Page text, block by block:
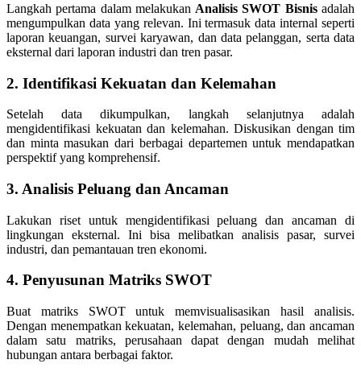
Langkah pertama dalam melakukan Analisis SWOT Bisnisadalah
mengumpulkan data yang relevan. Ini termasuk data internal seperti
laporan keuangan, survei karyawan, dan data pelanggan, serta data
eksternal dari laporan industri dan tren pasar.
2. Identifikasi Kekuatan dan Kelemahan
Setelah data dikumpulkan, langkah selanjutnya adalah
mengidentifikasi kekuatan dan kelemahan. Diskusikan dengan tim
dan minta masukan dari berbagai departemen untuk mendapatkan
perspektif yang komprehensif.
3. Analisis Peluang dan Ancaman
Lakukan riset untuk mengidentifikasi peluang dan ancaman di
lingkungan eksternal. Ini bisa melibatkan analisis pasar, survei
industri, dan pemantauan tren ekonomi.
4. Penyusunan Matriks SWOT
Buat matriks SWOT untuk memvisualisasikan hasil analisis.
Dengan menempatkan kekuatan, kelemahan, peluang, dan ancaman
dalam satu matriks, perusahaan dapat dengan mudah melihat
hubungan antara berbagai faktor.